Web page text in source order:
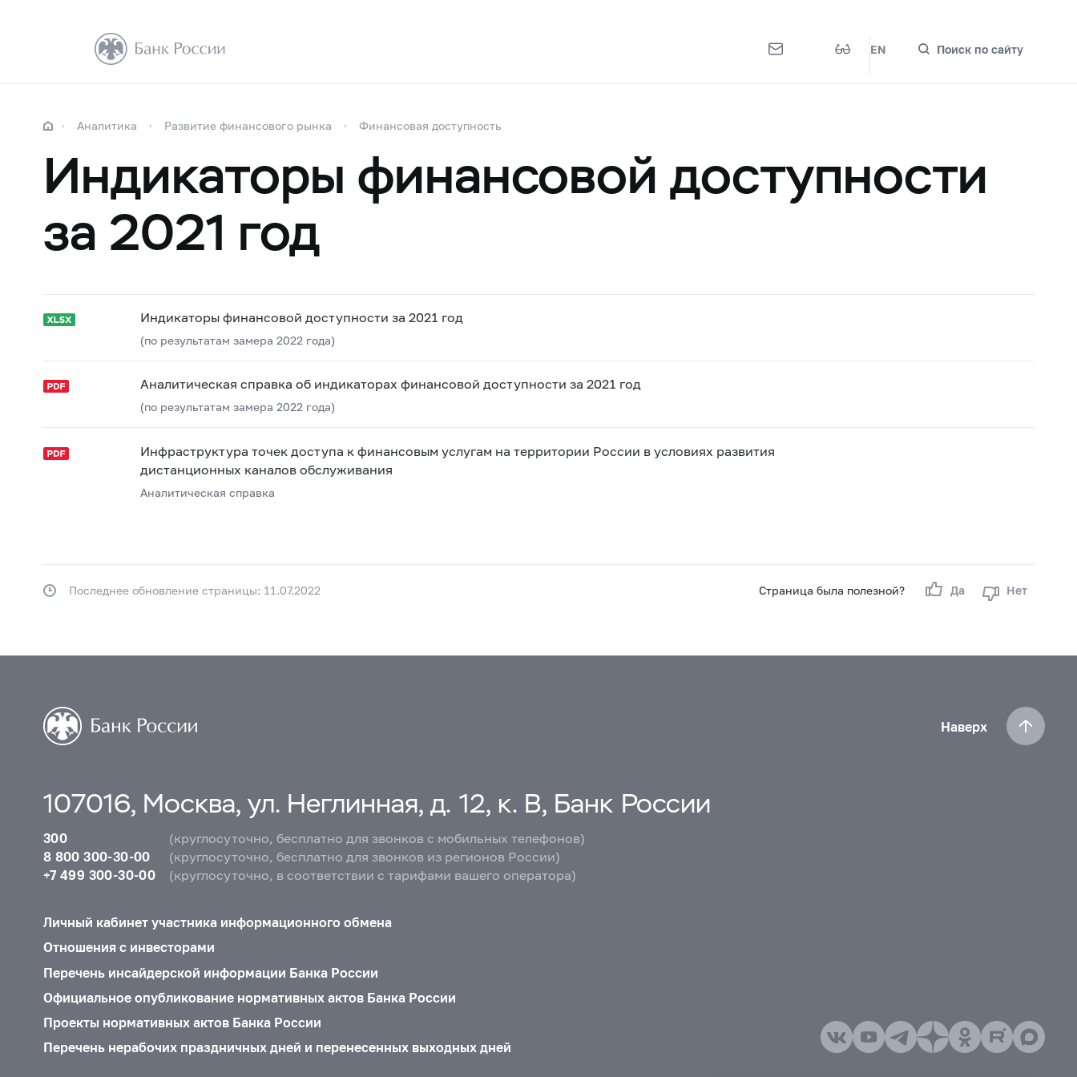
EN Поиск по сайту
Аналитика Развитие финансового рынка Финансовая доступность
Индикаторы финансовой доступности
за 2021 год
Индикаторы финансовой доступности за 2021 год
(по результатам замера 2022 года)
Аналитическая справка об индикаторах финансовой доступности за 2021 год
(по результатам замера 2022 года)
Инфраструктура точек доступа к финансовым услугам на территории России в условиях развития
дистанционных каналов обслуживания
Аналитическая справка
Страница была полезной? Да Нет
Последнее обновление страницы: 11.07.2022
Наверх
107016, Москва, ул. Неглинная, д. 12, к. В, Банк России
300
(круглосуточно, бесплатно для звонков с мобильных телефонов)
8 800 300-30-00
(круглосуточно, бесплатно для звонков из регионов России)
+7 499 300-30-00
(круглосуточно, в соответствии с тарифами вашего оператора)
Личный кабинет участника информационного обмена
Отношения с инвесторами
Перечень инсайдерской информации Банка России
Официальное опубликование нормативных актов Банка России
Проекты нормативных актов Банка России
Перечень нерабочих праздничных дней и перенесенных выходных дней